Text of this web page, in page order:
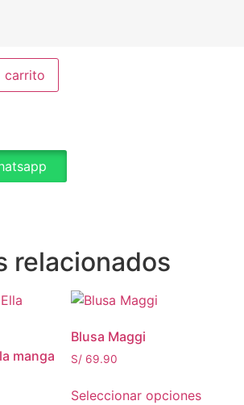
carrito
relacionados
manga
Blusa Maggi
S/69.90
Seleccionar opciones